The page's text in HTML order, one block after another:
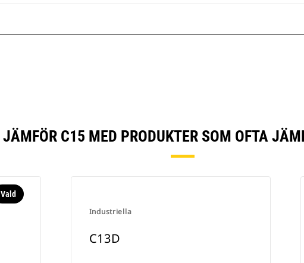
JÄMFÖR C15 MED PRODUKTER SOM OFTA
Vald
Industriella
C13D